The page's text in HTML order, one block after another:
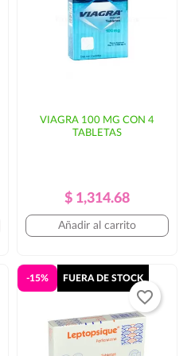
VIAGRA 100 MG CON 4
TABLETAS
Precio
Regular
Precio
$ 1,314.68
Añadir al carrito
-15% FUERA DE STOCK
favorite_border